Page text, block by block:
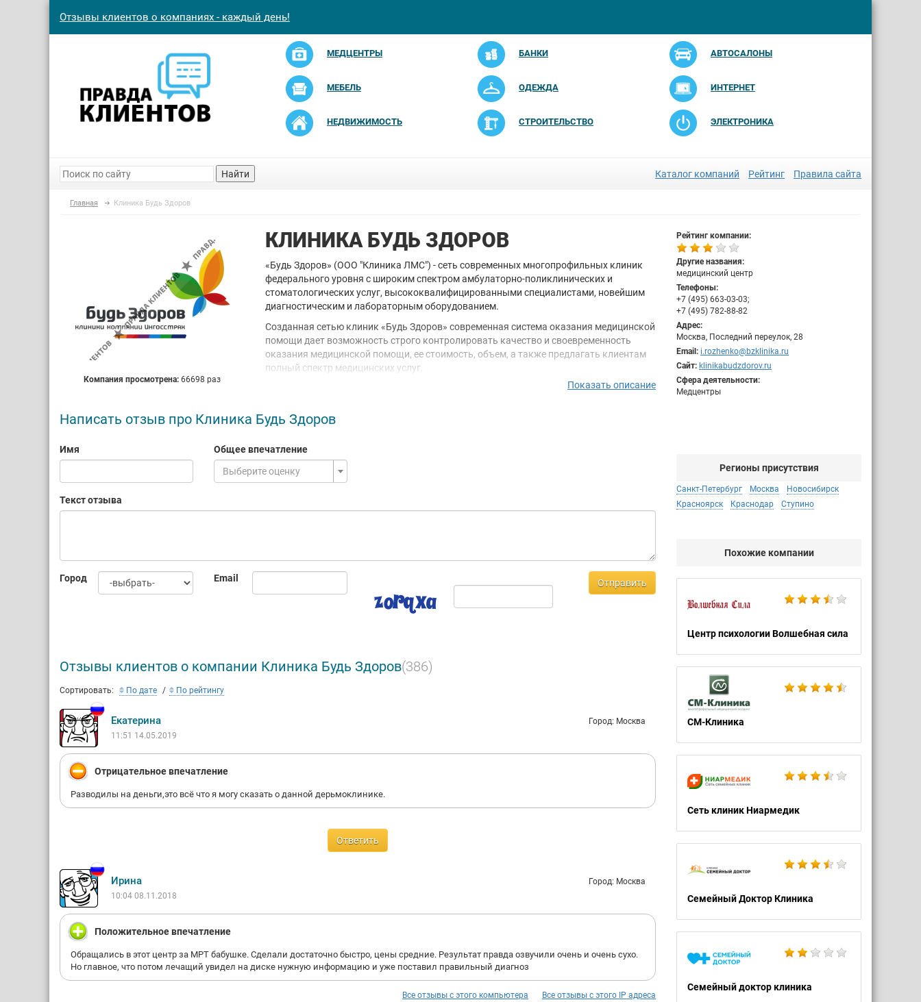
Отзывы клиентов о компаниях - каждый день!
МЕДЦЕНТРЫ БАНКИ АВТОСАЛОНЫ
МЕБЕЛЬ ОДЕЖДА ИНТЕРНЕТ
НЕДВИЖИМОСТЬ СТРОИТЕЛЬСТВО ЭЛЕКТРОНИКА
Найти Каталог компаний Рейтинг Правила сайта
Главная Клиника Будь Здоров
Рейтинг компании:
Другие названия:
медицинский центр
Телефоны:
+7 (495) 663-03-03;
+7 (495) 782-88-82
Адрес:
Москва, Последний переулок, 28
Email: i.rozhenko@bzklinika.ru
Сайт: klinikabudzdorov.ru
Сфера деятельности:
Медцентры
Регионы присутствия
Санкт-Петербург Москва
Новосибирск
Красноярск
Краснодар Ступино
Похожие компании
Центр психологии Волшебная сила
СМ-Клиника
Сеть клиник Ниармедик
Семейный Доктор Клиника
Семейный доктор клиника
Компания просмотрена: 66698 раз
КЛИНИКА БУДЬ ЗДОРОВ
«Будь Здоров» (ООО "Клиника ЛМС") - сеть современных многопрофильных клиник
федерального уровня с широким спектром амбулаторно-поликлинических и
стоматологических услуг, высококвалифицированными специалистами, новейшим
диагностическим и лабораторным оборудованием.
Созданная сетью клиник «Будь Здоров» современная система оказания медицинской
помощи дает возможность строго контролировать качество и своевременность
оказания медицинской помощи, ее стоимость, объем, а также предлагать клиентам
полный спектр медицинских услуг.
Многопрофильность клиник позволяет оказывать как необходимый перечень
клиники - терапевта, гинеколога, хирурга, невролога, эндокринолога, офтальмолога,
отоларинголога, маммолога, а также пройти физиолечение, функциональную,
Новейшее оборудование клиники отвечает самым высоким требованиям к качеству
и функциональности.
профессиональным опытом, в том числе доктора и кандидаты медицинских наук.
Показать описание
Написать отзыв про Клиника Будь Здоров
Имя
Общее впечатление
Выберите оценку
Текст отзыва
Город Email Отправить
Отзывы клиентов о компании Клиника Будь Здоров(386)
Сортировать: По дате По рейтингу
Екатерина
Город: Москва
11:51 14.05.2019
Отрицательное впечатление
Разводилы на деньги,это всё что я могу сказать о данной дерьмоклинике.
Ответить
Ирина
Город: Москва
10:04 08.11.2018
Положительное впечатление
Обращались в этот центр за МРТ бабушке. Сделали достаточно быстро, цены средние. Результат правда озвучили очень и очень сухо.
Но главное, что потом лечащий увидел на диске нужную информацию и уже поставил правильный диагноз
Все отзывы с этого IP адреса
Все отзывы с этого компьютера